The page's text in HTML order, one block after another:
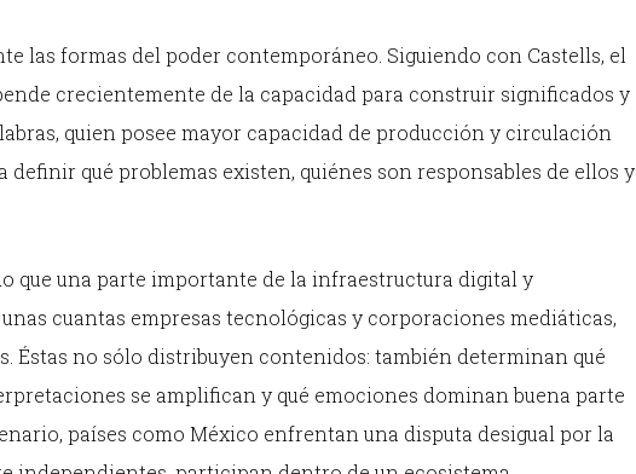
las formas del poder contemporáneo. Siguiendo con Castells, el
crecientemente de la capacidad para construir significados y
quien posee mayor capacidad de producción y circulación
qué problemas existen, quiénes son responsables de ellos y
que una parte importante de la infraestructura digital y
cuantas empresas tecnológicas y corporaciones mediáticas,
Éstas no sólo distribuyen contenidos: también determinan qué
se amplifican y qué emociones dominan buena parte
países como México enfrentan una disputa desigual por la